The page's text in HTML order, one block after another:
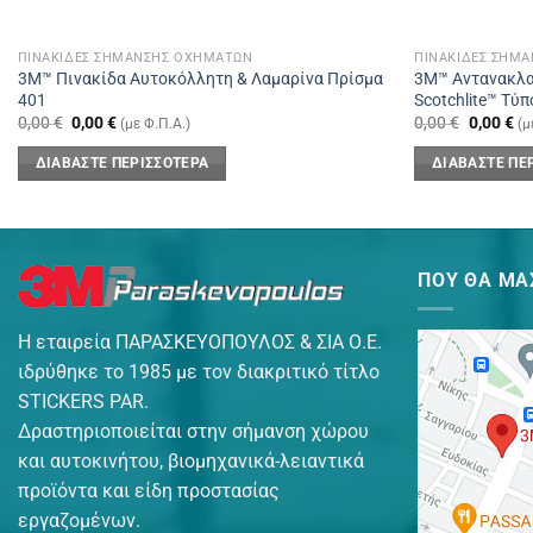
ΠΙΝΑΚΊΔΕΣ ΣΉΜΑΝΣΗΣ ΟΧΗΜΆΤΩΝ
3Μ™ Πινακίδα Αυτοκόλλητη & Λαμαρίνα Πρίσμα
401
0,00€ Original
was:
0,00 €.
0,00€Η
τρέχουσα
τιμή
είναι:
(με Φ.Π.Α.)
ΔΙΑΒΆΣΤΕ ΠΕΡΙΣΣΌΤΕΡΑ
ΠΙΝΑΚΊΔΕΣ
3Μ™
Scotchlite™
0,00€ Original
was:
0,00 €.
0,00€Η
ΔΙΑΒΆΣΤΕ
Η εταιρεία ΠΑΡΑΣΚΕΥΟΠΟΥΛΟΣ & ΣΙΑ Ο.Ε.
ιδρύθηκε το 1985 με τον διακριτικό τίτλο
STICKERS PAR.
Δραστηριοποιείται στην σήμανση χώρου
και αυτοκινήτου, βιομηχανικά-λειαντικά
προϊόντα και είδη προστασίας
εργαζομένων.
ΠΟΥ ΘΑ